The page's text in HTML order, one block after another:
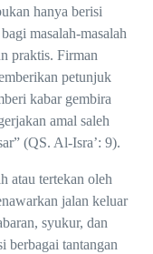
hanya berisi
masalah-masalah
praktis. Firman
petunjuk
kabar gembira
amal saleh
(QS. Al-Isra’: 9).
atau tertekan oleh
jalan keluar
syukur, dan
berbagai tantangan